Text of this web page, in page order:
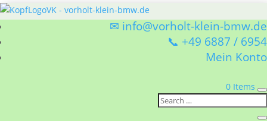
✉ info@vorholt-klein-bmw.de
📞 +49 6887 / 6954
Mein Konto
0 Items